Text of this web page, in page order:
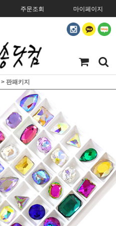
주문조회 마이페이지
> 판패키지